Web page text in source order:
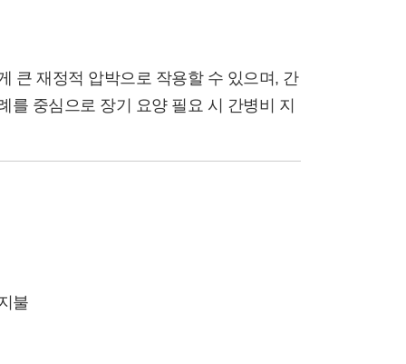
큰 재정적 압박으로 작용할 수 있으며, 간
중심으로 장기 요양 필요 시 간병비 지
불